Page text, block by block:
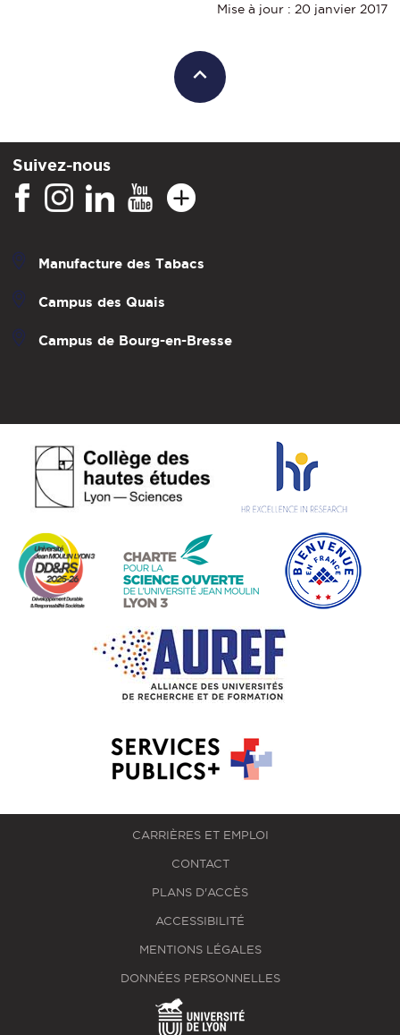
Mise à jour : 20 janvier 2017
Suivez-nous
Manufacture des Tabacs
Campus des Quais
Campus de Bourg-en-Bresse
CARRIÈRES ET EMPLOI
CONTACT
PLANS D'ACCÈS
ACCESSIBILITÉ
MENTIONS LÉGALES
DONNÉES PERSONNELLES